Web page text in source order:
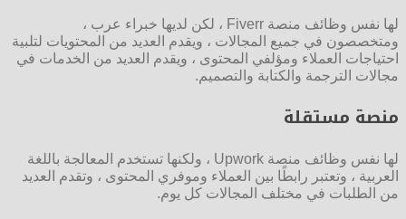
لها نفس وظائف منصة Fiverr ، لكن لديها خبراء عرب ،
ومتخصصون في جميع المجالات ، ويقدم العديد من المحتويات لتلبية
احتياجات العملاء ومؤلفي المحتوى ، ويقدم العديد من الخدمات في
مجالات الترجمة والكتابة والتصميم.
منصة مستقلة
لها نفس وظائف منصة Upwork ، ولكنها تستخدم المعالجة باللغة
العربية ، وتعتبر رابطًا بين العملاء وموفري المحتوى ، وتقدم العديد
من الطلبات في مختلف المجالات كل يوم.